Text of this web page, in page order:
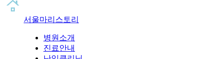
서울마리스토리
병원소개
진료안내